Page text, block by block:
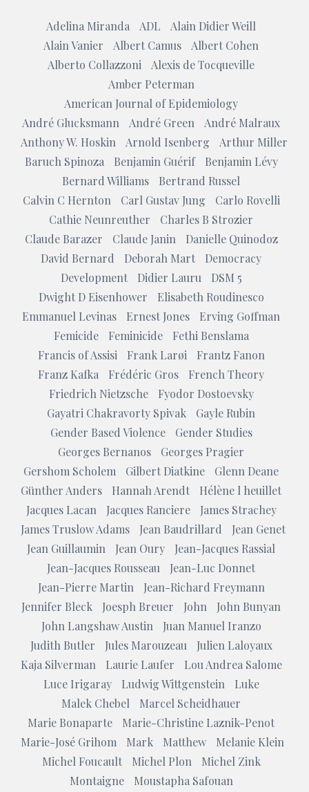
Adelina Miranda ADL
Alain Didier Weill
Alain Vanier
Albert Camus
Albert Cohen
Alberto Collazzoni
Alexis de Tocqueville
Amber Peterman
American Journal of Epidemiology
André Glucksmann
André Green
André Malraux
Anthony W. Hoskin
Arnold Isenberg
Arthur Miller
Baruch Spinoza
Benjamin Guérif
Benjamin Lévy
Bernard Williams
Bertrand Russel
Calvin C Hernton
Carl Gustav Jung
Carlo Rovelli
Cathie Neunreuther
Charles B Strozier
Claude Barazer
Claude Janin
Danielle Quinodoz
David Bernard
Deborah Mart
Democracy
Development
Didier Lauru
DSM 5
Dwight D Eisenhower
Elisabeth Roudinesco
Emmanuel Levinas
Ernest Jones
Erving Goffman
Femicide
Feminicide
Fethi Benslama
Francis of Assisi
Frank Larøi
Frantz Fanon
Franz Kafka
Frédéric Gros
French Theory
Friedrich Nietzsche
Fyodor Dostoevsky
Gayatri Chakravorty Spivak
Gayle Rubin
Gender Based Violence
Gender Studies
Georges Bernanos
Georges Pragier
Gershom Scholem
Gilbert Diatkine
Glenn Deane
Günther Anders
Hannah Arendt
Hélène l heuillet
Jacques Lacan
Jacques Ranciere
James Strachey
James Truslow Adams
Jean Baudrillard
Jean Genet
Jean Guillaumin
Jean Oury
Jean-Jacques Rassial
Jean-Jacques Rousseau
Jean-Luc Donnet
Jean-Pierre Martin
Jean-Richard Freymann
Jennifer Bleck
Joesph Breuer John
John Bunyan
John Langshaw Austin
Juan Manuel Iranzo
Judith Butler
Jules Marouzeau
Julien Laloyaux
Kaja Silverman
Laurie Laufer
Lou Andrea Salome
Luce Irigaray
Ludwig Wittgenstein
Luke
Malek Chebel
Marcel Scheidhauer
Marie Bonaparte
Marie-Christine Laznik-Penot
Marie-José Grihom
Mark Matthew
Melanie Klein
Michel Foucault
Michel Plon
Michel Zink
Montaigne
Moustapha Safouan